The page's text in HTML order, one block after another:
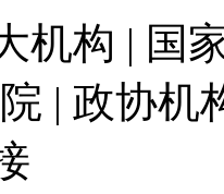
机构 | 国
| 政协机